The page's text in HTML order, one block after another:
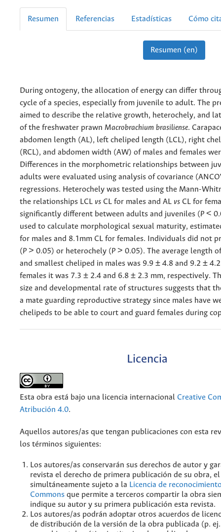
Resumen Referencias Estadísticas Cómo
Resumen (en)
During ontogeny, the allocation of energy can differ
cycle of a species, especially from juvenile to adult. The
aimed to describe the relative growth, heterochely, and
of the freshwater prawn Macrobrachium brasiliense.
abdomen length (AL), left cheliped length (LCL), right
(RCL), and abdomen width (AW) of males and females
Differences in the morphometric relationships between
adults were evaluated using analysis of covariance
regressions. Heterochely was tested using the Mann-
the relationships LCL vs CL for males and AL vs CL for
significantly different between adults and juveniles (P <
used to calculate morphological sexual maturity,
for males and 8.1mm CL for females. Individuals did not
(P > 0.05) or heterochely (P > 0.05). The average length
and smallest cheliped in males was 9.9 ± 4.8 and 9.2 ±
females it was 7.3 ± 2.4 and 6.8 ± 2.3 mm, respectively.
size and developmental rate of structures suggests that
a mate guarding reproductive strategy since males have
chelipeds to be able to court and guard females during
Licencia
Esta obra está bajo una licencia internacional Creative
Atribución 4.0.
Aquellos autores/as que tengan publicaciones con esta
los términos siguientes:
Los autores/as conservarán sus derechos de autor y
revista el derecho de primera publicación de su obra,
simultáneamente sujeto a la Licencia de
Commons que permite a terceros compartir la obra
indique su autor y su primera publicación esta revista.
Los autores/as podrán adoptar otros acuerdos de
de distribución de la versión de la obra publicada (p.